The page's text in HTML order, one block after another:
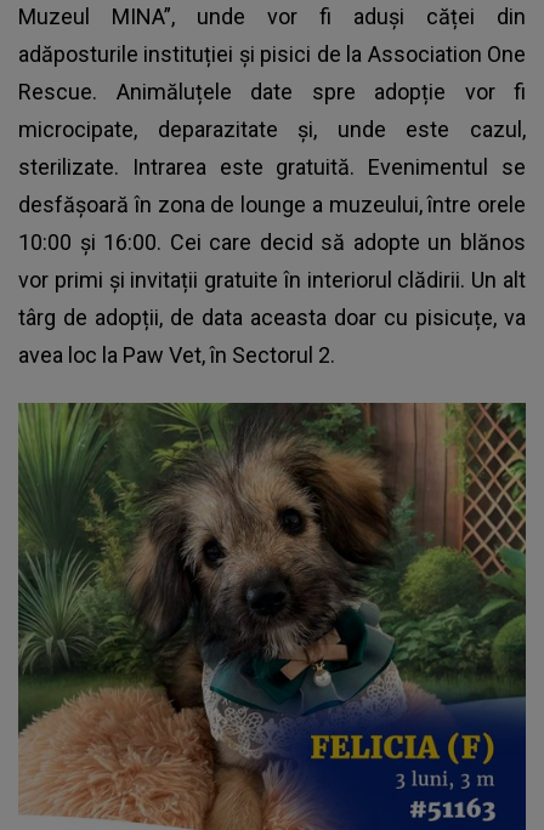
Muzeul MINA”, unde vor fi aduși căței din
adăposturile instituției și pisici de la Association One
Rescue. Animăluțele date spre adopție vor fi
microcipate, deparazitate și, unde este cazul,
sterilizate. Intrarea este gratuită. Evenimentul
se
desfășoară în zona de lounge a muzeului, între orele
10:00 și 16:00. Cei care decid să adopte un blănos
vor primi și invitații gratuite în interiorul clădirii. Un alt
târg de adopții, de data aceasta doar cu pisicuțe, va
avea loc la Paw Vet, în Sectorul 2.